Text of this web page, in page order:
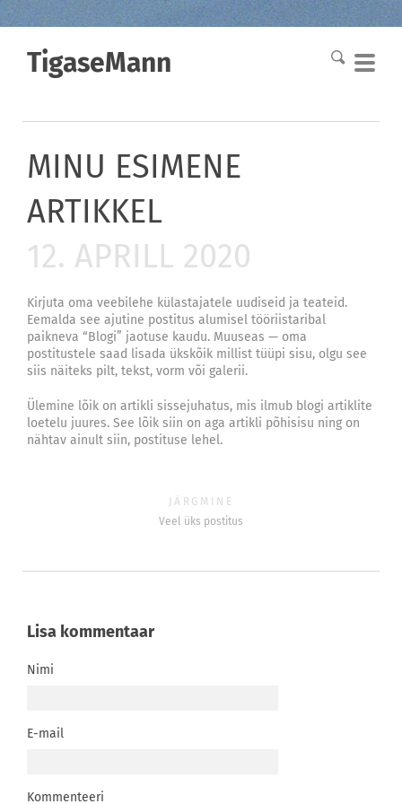
TigaseMann
MINU ESIMENE
ARTIKKEL
12. APRILL 2020
Kirjuta oma veebilehe külastajatele uudiseid ja teateid.
Eemalda see ajutine postitus alumisel tööriistaribal
paikneva “Blogi” jaotuse kaudu. Muuseas — oma
postitustele saad lisada ükskõik millist tüüpi sisu, olgu see
siis näiteks pilt, tekst, vorm või galerii.
Ülemine lõik on artikli sissejuhatus, mis ilmub blogi artiklite
loetelu juures. See lõik siin on aga artikli põhisisu ning on
nähtav ainult siin, postituse lehel.
JÄRGMINE
Veel üks postitus
Lisa kommentaar
Nimi
E-mail
Kommenteeri